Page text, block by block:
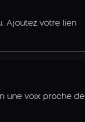
Ajoutez votre lien
une voix proche de